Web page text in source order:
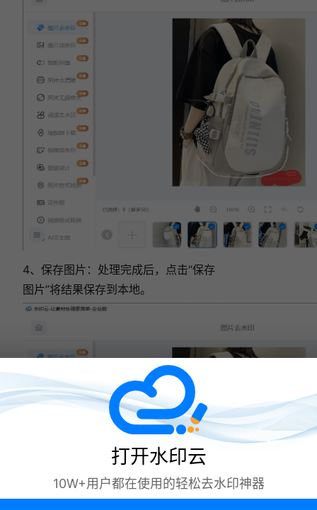
4、保存图片：处理完成后，点击“保存
图片”将结果保存到本地。
打开水印云
10W+用户都在使用的轻松去水印神器